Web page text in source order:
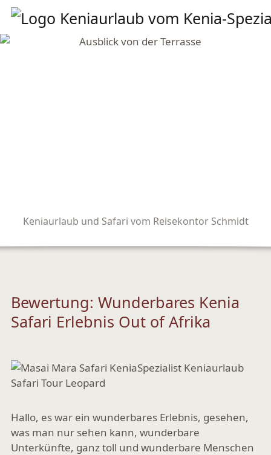
Keniaurlaub und Safari vom Reisekontor Schmidt
Bewertung: Wunderbares Kenia
Safari Erlebnis Out of Afrika
Hallo, es war ein wunderbares Erlebnis, gesehen,
was man nur sehen kann, wunderbare
Unterkünfte, ganz toll und wunderbare Menschen